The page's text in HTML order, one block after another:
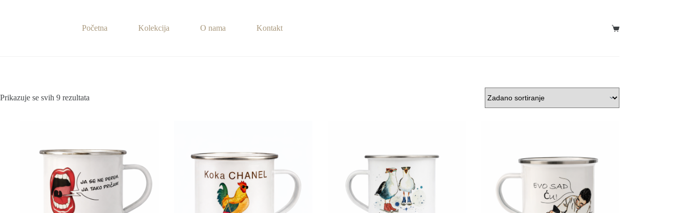
Početna Kolekcija O nama Kontakt Košarica
Prikazuje se svih 9 rezultata